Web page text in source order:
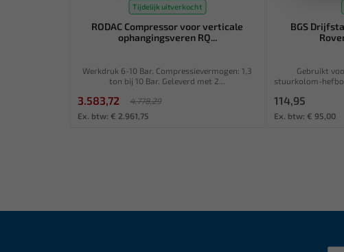
Tijdelijk uitverkocht
RODAC Compressor voor verticale
ophangingsveren RQ...
Werkdruk 6-10 Bar. Compressievermogen: 1,3
ton bij 10 Bar. Geleverd met 2...
3.583,72
4.778,29
Ex. btw: € 2.961,75
BGS
Gebruikt
stuurkolom-
114,95
Ex. btw: € 95,00